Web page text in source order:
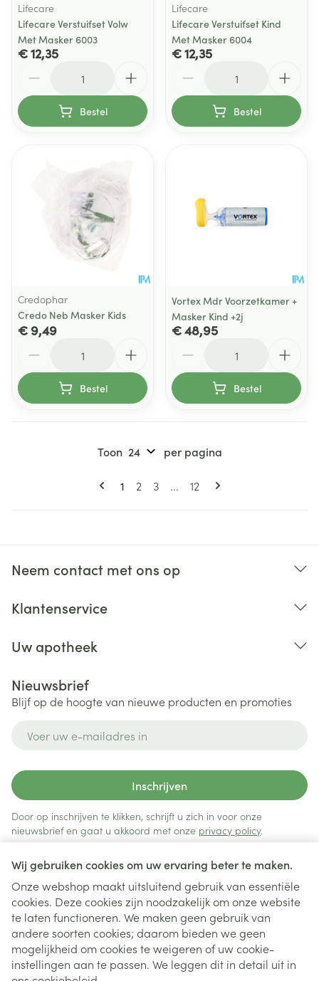
Wij gebruiken cookies om uw ervaring beter te maken.
Onze webshop maakt uitsluitend gebruik van essentiële
cookies. Deze cookies zijn noodzakelijk om onze website
te laten functioneren. We maken geen gebruik van
andere soorten cookies; daarom bieden we geen
mogelijkheid om cookies te weigeren of uw cookie-
instellingen aan te passen. We leggen dit in detail uit in
Lifecare
Lifecare Verstuifset Volw
Met Masker 6003
€ 12,35
Bestel
Lifecare
Lifecare Verstuifset Kind
Met Masker 6004
€ 12,35
Bestel
Credophar
Credo Neb Masker Kids
€ 9,49
Bestel
Vortex Mdr Voorzetkamer +
Masker Kind +2j
€ 48,95
Bestel
Pagina's
U lees momenteel pagina
1 Pagina
2 Pagina
3 ... Pagina
12
Toon per pagina
Neem contact met ons op
Klantenservice
Uw apotheek
Nieuwsbrief
Blijf op de hoogte van nieuwe producten en promoties
Inschrijven
Door op inschrijven te klikken, schrijft u zich in voor onze
nieuwsbrief en gaat u akkoord met onze privacy policy.
Juridische links